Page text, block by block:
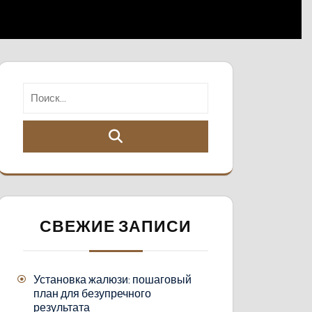
СВЕЖИЕ ЗАПИСИ
Установка жалюзи: пошаговый
план для безупречного
результата